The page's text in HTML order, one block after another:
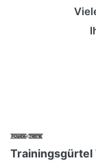
Trainingsgürtel